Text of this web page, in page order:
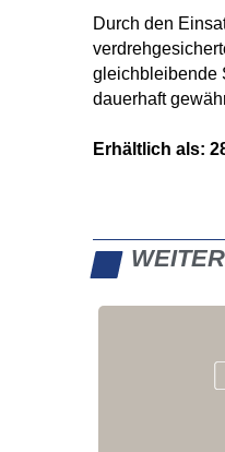
Durch den
gleichbleibende
dauerhaft
Erhältlich als: